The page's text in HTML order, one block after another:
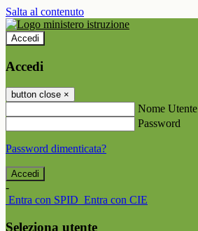
Salta al contenuto
Accedi
Accedi
button close ×
Nome Utente
Password
Password dimenticata?
-
Entra con SPID Entra con CIE
Seleziona utente